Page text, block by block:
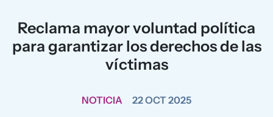
Reclama mayor voluntad política
para garantizar los derechos de las
víctimas
NOTICIA 22 OCT 2025